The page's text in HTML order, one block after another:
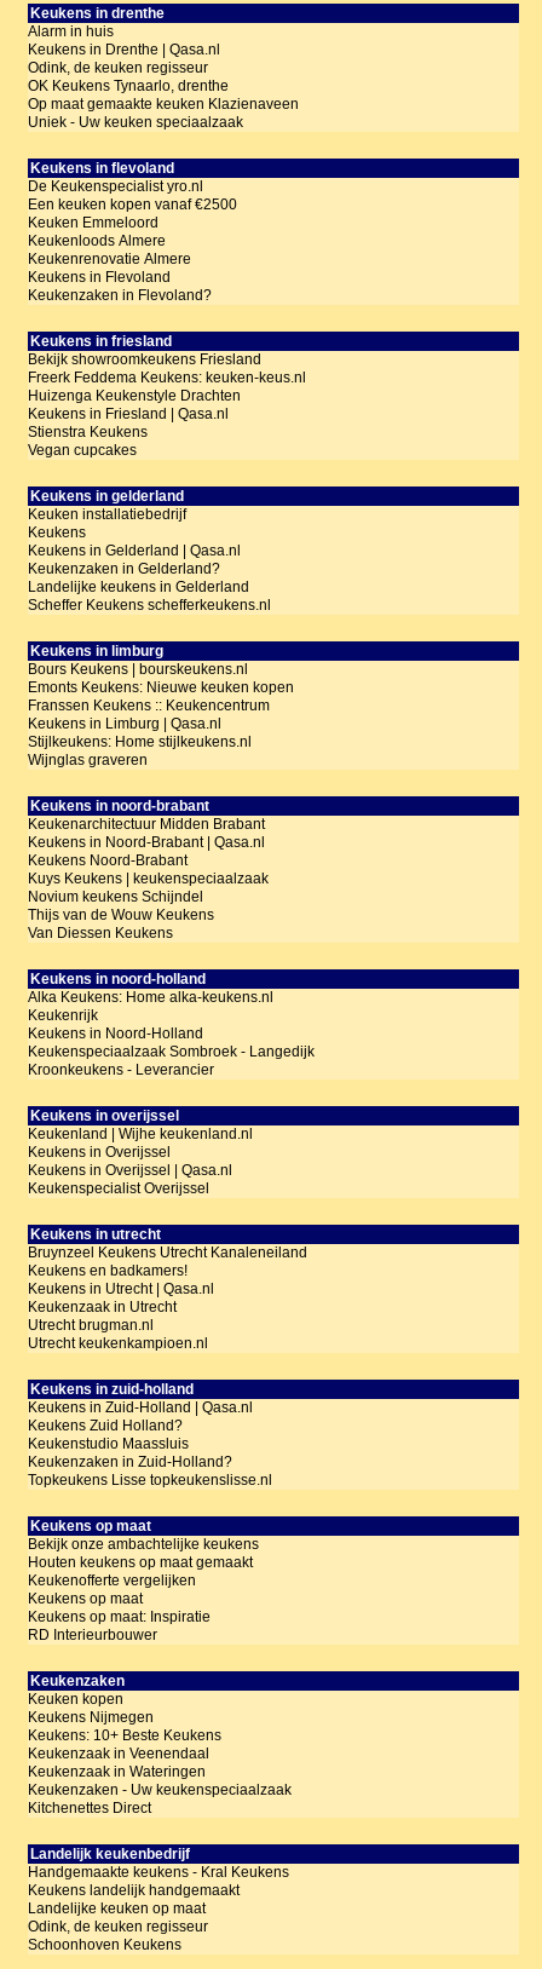
Keukens in drenthe
Alarm in huis
Keukens in Drenthe | Qasa.nl
Odink, de keuken regisseur
OK Keukens Tynaarlo, drenthe
Op maat gemaakte keuken Klazienaveen
Uniek - Uw keuken speciaalzaak
Keukens in flevoland
De Keukenspecialist yro.nl
Een keuken kopen vanaf €2500
Keuken Emmeloord
Keukenloods Almere
Keukenrenovatie Almere
Keukens in Flevoland
Keukenzaken in Flevoland?
Keukens in friesland
Bekijk showroomkeukens Friesland
Freerk Feddema Keukens: keuken-keus.nl
Huizenga Keukenstyle Drachten
Keukens in Friesland | Qasa.nl
Stienstra Keukens
Vegan cupcakes
Keukens in gelderland
Keuken installatiebedrijf
Keukens
Keukens in Gelderland | Qasa.nl
Keukenzaken in Gelderland?
Landelijke keukens in Gelderland
Scheffer Keukens schefferkeukens.nl
Keukens in limburg
Bours Keukens | bourskeukens.nl
Emonts Keukens: Nieuwe keuken kopen
Franssen Keukens :: Keukencentrum
Keukens in Limburg | Qasa.nl
Stijlkeukens: Home stijlkeukens.nl
Wijnglas graveren
Keukens in noord-brabant
Keukenarchitectuur Midden Brabant
Keukens in Noord-Brabant | Qasa.nl
Keukens Noord-Brabant
Kuys Keukens | keukenspeciaalzaak
Novium keukens Schijndel
Thijs van de Wouw Keukens
Van Diessen Keukens
Keukens in noord-holland
Alka Keukens: Home alka-keukens.nl
Keukenrijk
Keukens in Noord-Holland
Keukenspeciaalzaak Sombroek - Langedijk
Kroonkeukens - Leverancier
Keukens in overijssel
Keukenland | Wijhe keukenland.nl
Keukens in Overijssel
Keukens in Overijssel | Qasa.nl
Keukenspecialist Overijssel
Keukens in utrecht
Bruynzeel Keukens Utrecht Kanaleneiland
Keukens en badkamers!
Keukens in Utrecht | Qasa.nl
Keukenzaak in Utrecht
Utrecht brugman.nl
Utrecht keukenkampioen.nl
Keukens in zuid-holland
Keukens in Zuid-Holland | Qasa.nl
Keukens Zuid Holland?
Keukenstudio Maassluis
Keukenzaken in Zuid-Holland?
Topkeukens Lisse topkeukenslisse.nl
Keukens op maat
Bekijk onze ambachtelijke keukens
Houten keukens op maat gemaakt
Keukenofferte vergelijken
Keukens op maat
Keukens op maat: Inspiratie
RD Interieurbouwer
Keukenzaken
Keuken kopen
Keukens Nijmegen
Keukens: 10+ Beste Keukens
Keukenzaak in Veenendaal
Keukenzaak in Wateringen
Keukenzaken - Uw keukenspeciaalzaak
Kitchenettes Direct
Landelijk keukenbedrijf
Handgemaakte keukens - Kral Keukens
Keukens landelijk handgemaakt
Landelijke keuken op maat
Odink, de keuken regisseur
Schoonhoven Keukens